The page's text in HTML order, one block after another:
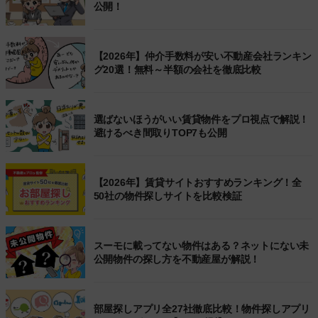
公開！
【2026年】仲介手数料が安い不動産会社ランキン
グ20選！無料～半額の会社を徹底比較
選ばないほうがいい賃貸物件をプロ視点で解説！
避けるべき間取りTOP7も公開
【2026年】賃貸サイトおすすめランキング！全
50社の物件探しサイトを比較検証
スーモに載ってない物件はある？ネットにない未
公開物件の探し方を不動産屋が解説！
部屋探しアプリ全27社徹底比較！物件探しアプリ